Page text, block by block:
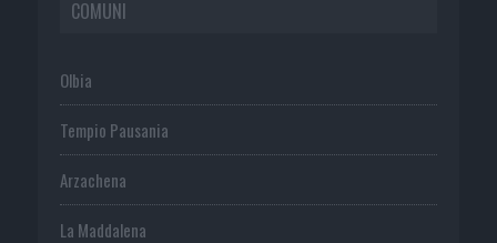
COMUNI
Olbia
Tempio Pausania
Arzachena
La Maddalena